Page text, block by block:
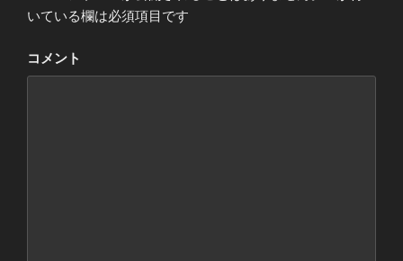
いている欄は必須項目です
コメント